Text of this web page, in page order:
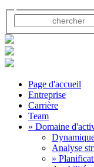
Page d'accueil
Entreprise
Carrière
Team
» Domaine
Analyse
»